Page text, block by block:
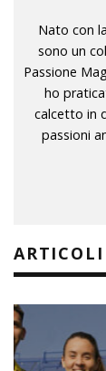
Nato con
sono un
Passione
ho
calcetto in
passioni